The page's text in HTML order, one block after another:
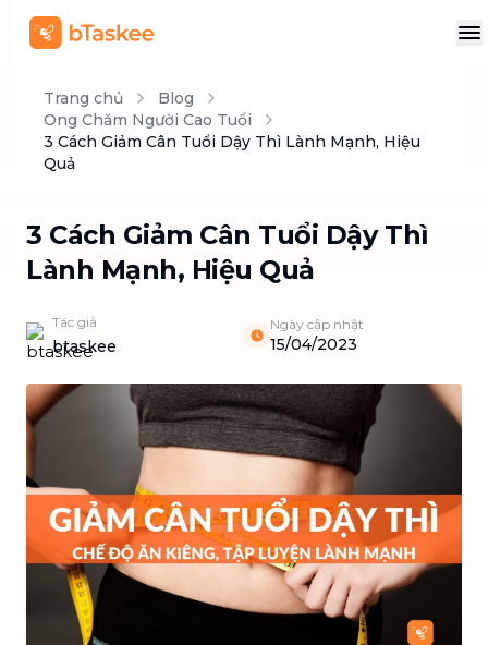
Trang chủ
Blog
Ong Chăm Người Cao Tuổi
3 Cách Giảm Cân Tuổi Dậy Thì Lành Mạnh, Hiệu
Quả
3 Cách Giảm Cân Tuổi Dậy Thì
Lành Mạnh, Hiệu Quả
Tác giả
btaskee
Ngày cập nhật
15/04/2023